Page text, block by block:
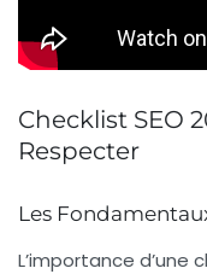
Checklist SEO
Respecter
Les
L’importance d’une